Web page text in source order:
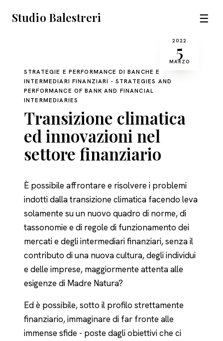
Studio Balestreri ☰
2022
5
MARZO
STRATEGIE E PERFORMANCE DI BANCHE E
INTERMEDIARI FINANZIARI - STRATEGIES AND
PERFORMANCE OF BANK AND FINANCIAL
INTERMEDIARIES
Transizione climatica
ed innovazioni nel
settore finanziario
È possibile affrontare e risolvere i problemi
indotti dalla transizione climatica facendo leva
solamente su un nuovo quadro di norme, di
tassonomie e di regole di funzionamento dei
mercati e degli intermediari finanziari, senza il
contributo di una nuova cultura, degli individui
e delle imprese, maggiormente attenta alle
esigenze di Madre Natura?
Ed è possibile, sotto il profilo strettamente
finanziario, immaginare di far fronte alle
immense sfide - poste dagli obiettivi che ci